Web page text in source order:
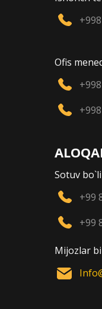
Ofis
Sotuv
+99
+99
Mijozlar